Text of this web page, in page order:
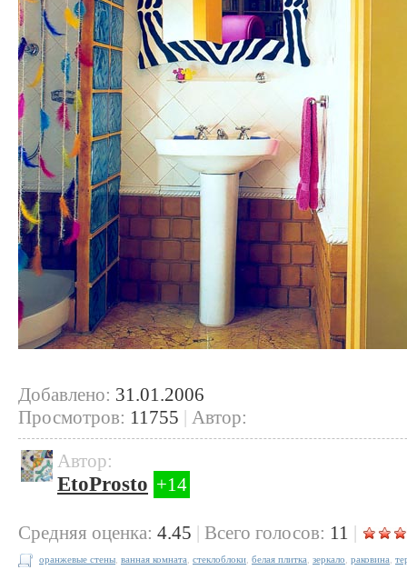
Добавлено: 31.01.2006
Просмотров: 11755 | Автор:
Автор:
EtoProsto +14
Cредняя оценка: 4.45 | Всего голосов: 11 |
оранжевые стены ванная комната стеклоблоки белая плитка зеркало раковина